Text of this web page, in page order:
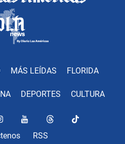
MÁS LEÍDAS FLORIDA
DEPORTES CULTURA
RSS